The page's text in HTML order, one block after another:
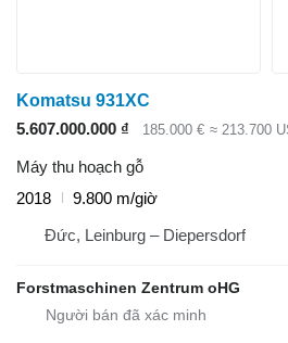
Komatsu 931XC
5.607.000.000 ₫
185.000 € ≈ 213.700
Máy thu hoạch gỗ
2018
9.800 m/giờ
Đức, Leinburg – Diepersdorf
Forstmaschinen Zentrum oHG